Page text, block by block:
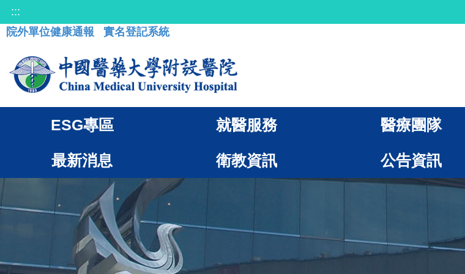
:::
院外單位健康通報
實名登記系統
ESG專區 就醫服務 醫療團隊
最新消息 衛教資訊 公告資訊